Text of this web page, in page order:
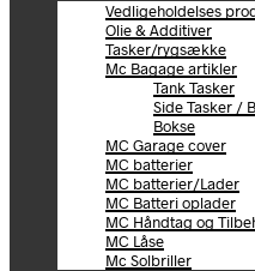
Vedligeholdelses
Olie & Additiver
Tasker/rygsække
Mc Bagage artikler
Tank Tasker
Side Tasker /
Bokse
MC Garage cover
MC batterier
MC batterier/Lader
MC Batteri oplader
MC Håndtag og
MC Låse
Mc Solbriller